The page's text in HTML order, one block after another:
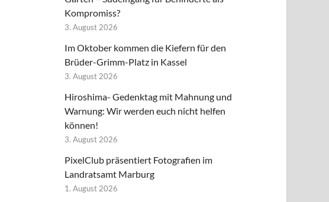
Kompromiss?
3. August 2026
Im Oktober kommen die Kiefern für den
Brüder-Grimm-Platz in Kassel
3. August 2026
Hiroshima- Gedenktag mit Mahnung und
Warnung: Wir werden euch nicht helfen
können!
3. August 2026
PixelClub präsentiert Fotografien im
Landratsamt Marburg
1. August 2026